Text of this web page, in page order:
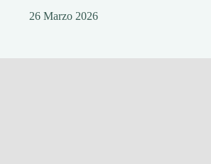
26 Marzo 2026